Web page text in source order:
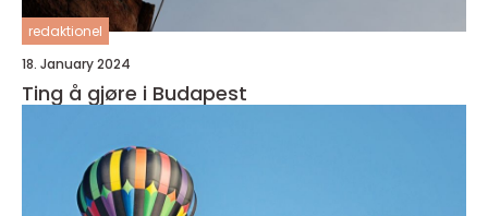
redaktionel
18. January 2024
Ting å gjøre i Budapest